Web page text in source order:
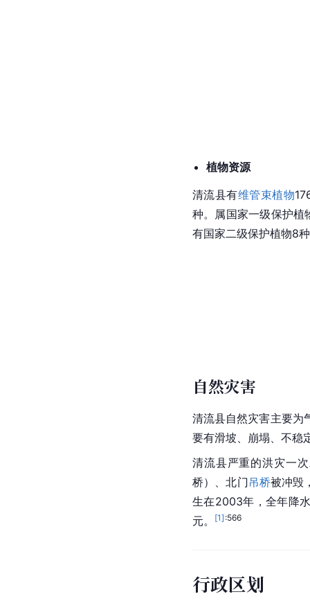
植物资源
清流县有维管束植物
种。属国家一级保护植
有国家二级保护植物8
自然灾害
清流县自然灾害主要为
要有滑坡、崩塌、不稳
清流县严重的洪灾一
桥）、北门吊桥被冲毁
生在2003年，全年降
元。
[1] :566
行政区划